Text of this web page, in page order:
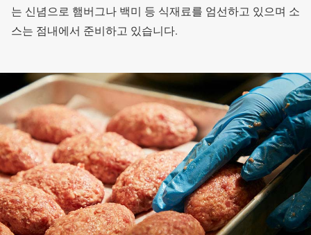
는 신념으로 햄버그나 백미 등 식재료를 엄선하고 있으며 소
스는 점내에서 준비하고 있습니다.